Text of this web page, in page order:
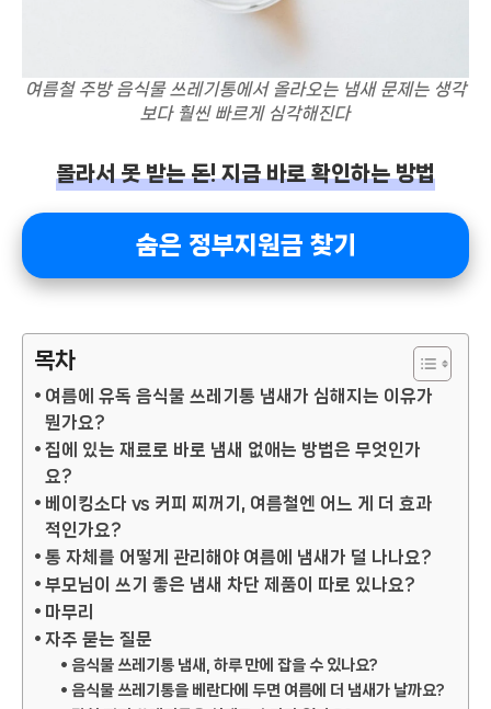
여름철 주방 음식물 쓰레기통에서 올라오는 냄새 문제는 생각
보다 훨씬 빠르게 심각해진다
몰라서 못 받는 돈! 지금 바로 확인하는 방법
숨은 정부지원금 찾기
목차
여름에 유독 음식물 쓰레기통 냄새가 심해지는 이유가
뭔가요?
집에 있는 재료로 바로 냄새 없애는 방법은 무엇인가
요?
베이킹소다 vs 커피 찌꺼기, 여름철엔 어느 게 더 효과
적인가요?
통 자체를 어떻게 관리해야 여름에 냄새가 덜 나나요?
부모님이 쓰기 좋은 냄새 차단 제품이 따로 있나요?
마무리
자주 묻는 질문
음식물 쓰레기통 냄새, 하루 만에 잡을 수 있나요?
음식물 쓰레기통을 베란다에 두면 여름에 더 냄새가 날까요?